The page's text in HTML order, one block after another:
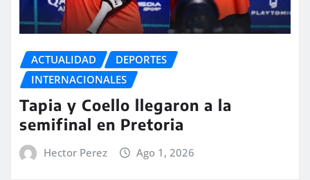
ACTUALIDAD
DEPORTES
INTERNACIONALES
Tapia y Coello llegaron a la
semifinal en Pretoria
Hector Perez Ago 1, 2026